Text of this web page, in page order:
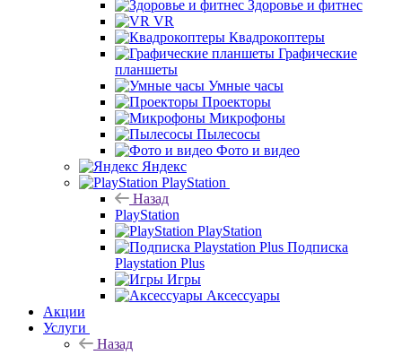
Здоровье и фитнес
VR
Квадрокоптеры
Графические
планшеты
Умные часы
Проекторы
Микрофоны
Пылесосы
Фото и видео
Яндекс
PlayStation
Назад
PlayStation
PlayStation
Подписка
Playstation Plus
Игры
Аксессуары
Акции
Услуги
Назад